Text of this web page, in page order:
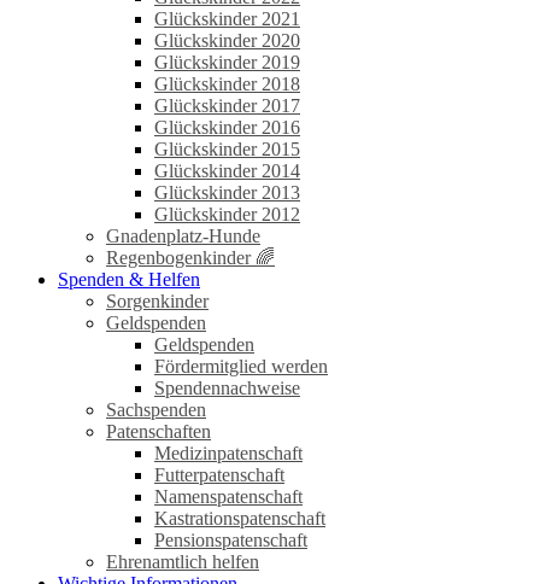
Glückskinder 2021
Glückskinder 2020
Glückskinder 2019
Glückskinder 2018
Glückskinder 2017
Glückskinder 2016
Glückskinder 2015
Glückskinder 2014
Glückskinder 2013
Glückskinder 2012
Gnadenplatz-Hunde
Regenbogenkinder 🌈
Spenden & Helfen
Sorgenkinder
Geldspenden
Geldspenden
Fördermitglied werden
Spendennachweise
Sachspenden
Patenschaften
Medizinpatenschaft
Futterpatenschaft
Namenspatenschaft
Kastrationspatenschaft
Pensionspatenschaft
Ehrenamtlich helfen